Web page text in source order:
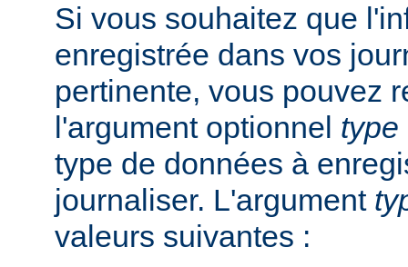
Si vous souhaitez que
enregistrée dans vos
pertinente, vous pouvez
l'argument optionnel type
type de données à
journaliser. L'argument
valeurs suivantes :